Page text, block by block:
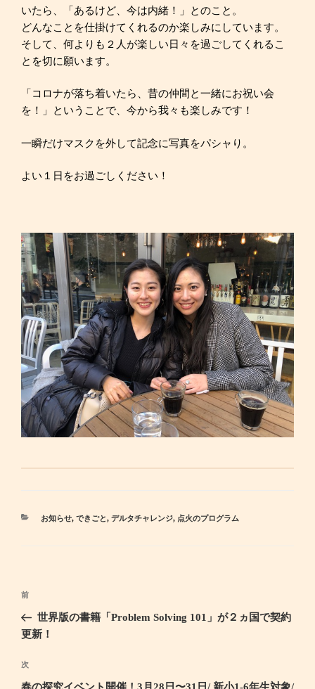
いたら、「あるけど、今は内緒！」とのこと。
どんなことを仕掛けてくれるのか楽しみにしています。
そして、何よりも２人が楽しい日々を過ごしてくれるこ
とを切に願います。
「コロナが落ち着いたら、昔の仲間と一緒にお祝い会
を！」ということで、今から我々も楽しみです！
一瞬だけマスクを外して記念に写真をパシャり。
よい１日をお過ごしください！
カ
お知らせ, できごと, デルタチャレンジ, 点火のプログラム
投
ナ
ゲ
ー
過
去
の
稿
前
世界版の書籍「Problem Solving 101」が２ヵ国で契約
更新！
次
の
次